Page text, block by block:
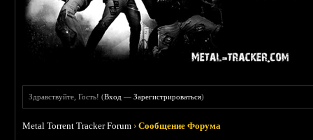
Здравствуйте, Гость! (Вход —Зарегистрироваться)
Metal Torrent Tracker Forum ›Сообщение Форума